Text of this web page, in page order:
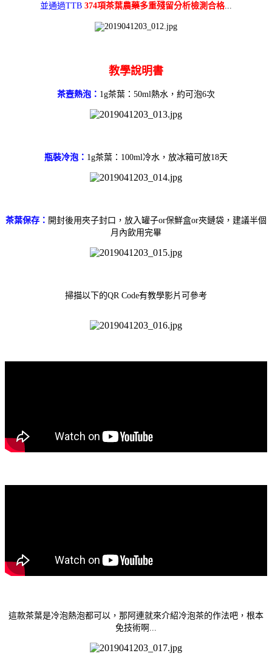
並通過TTB 374項茶葉農藥多重殘留分析檢測合格...
教學說明書
茶壼熱泡： 1g茶葉：50ml熱水，約可泡6次
瓶裝冷泡： 1g茶葉：100ml冷水，放冰箱可放18天
茶葉保存： 開封後用夾子封口，放入罐子or保鮮盒or夾鏈袋，建議半個
月內飲用完畢
掃描以下的QR Code有教學影片可參考
這款茶葉是冷泡熱泡都可以，那阿連就來介紹冷泡茶的作法吧，根本
免技術啊...